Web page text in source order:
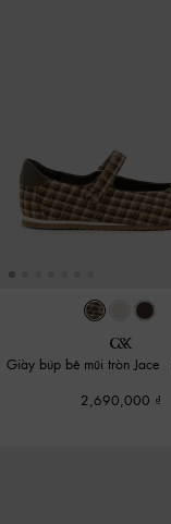
Giày búp bê mũi tròn Jace
2,690,000